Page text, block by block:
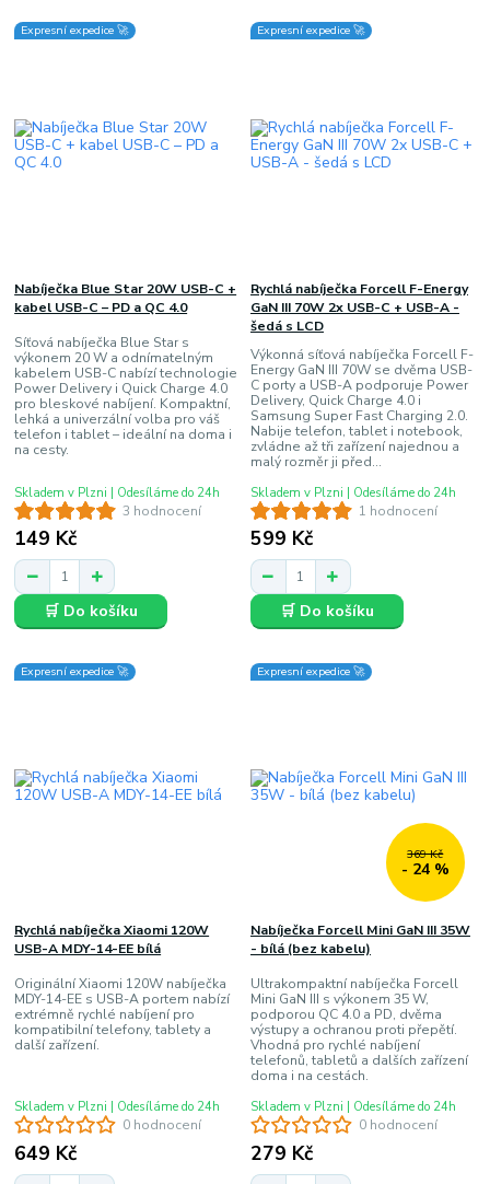
Expresní expedice 🚀
3 hodnocení
Nabíječka Blue Star 20W USB-C +
kabel USB-C – PD a QC 4.0
Síťová nabíječka Blue Star s
výkonem 20 W a odnímatelným
kabelem USB-C nabízí technologie
Power Delivery i Quick Charge 4.0
pro bleskové nabíjení. Kompaktní,
lehká a univerzální volba pro váš
telefon i tablet – ideální na doma i
na cesty.
149 Kč
Skladem v Plzni | Odesíláme do 24h
🛒 Do košíku
Expresní expedice 🚀
1 hodnocení
Rychlá nabíječka Forcell F-Energy
GaN III 70W 2x USB-C + USB-A -
šedá s LCD
Výkonná síťová nabíječka Forcell F-
Energy GaN III 70W se dvěma USB-
C porty a USB-A podporuje Power
Delivery, Quick Charge 4.0 i
Samsung Super Fast Charging 2.0.
Nabije telefon, tablet i notebook,
zvládne až tři zařízení najednou a
malý rozměr ji před...
599 Kč
Skladem v Plzni | Odesíláme do 24h
🛒 Do košíku
Expresní expedice 🚀
0 hodnocení
Rychlá nabíječka Xiaomi 120W
USB-A MDY-14-EE bílá
Originální Xiaomi 120W nabíječka
MDY-14-EE s USB-A portem nabízí
extrémně rychlé nabíjení pro
kompatibilní telefony, tablety a
další zařízení.
649 Kč
Skladem v Plzni | Odesíláme do 24h
Expresní expedice 🚀
369 Kč
- 24 %
0 hodnocení
Nabíječka Forcell Mini GaN III 35W
- bílá (bez kabelu)
Ultrakompaktní nabíječka Forcell
Mini GaN III s výkonem 35 W,
podporou QC 4.0 a PD, dvěma
výstupy a ochranou proti přepětí.
Vhodná pro rychlé nabíjení
telefonů, tabletů a dalších zařízení
doma i na cestách.
279 Kč
Skladem v Plzni | Odesíláme do 24h